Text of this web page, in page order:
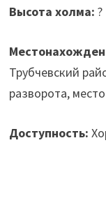
Высота холма: ?
Трубчевский
разворота,
Доступность: